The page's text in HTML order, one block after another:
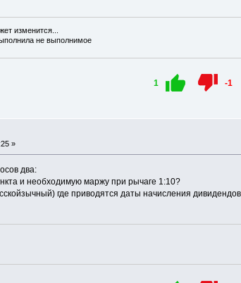
изменится...
не выполнимое
1 -1
»
два:
и необходимую маржу при рычаге 1:10?
где приводятся даты начисления